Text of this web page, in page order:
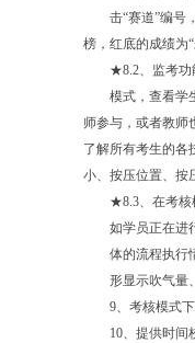
击“赛道”编号
榜，红底的成绩为
★8.2、监考功
模式，查看学
师参与，或者教师
了解所有考生的各
小、按压位置、按
★8.3、在考核
如学员正在进
体的流程执行
形显示吹气量
9、考核模式
10、提供时间